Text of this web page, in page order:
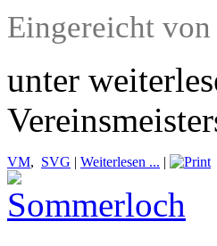
Eingereicht von
unter
VM, SVG Weiterlesen ...